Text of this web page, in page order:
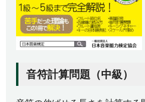
音符計算問題（中級）